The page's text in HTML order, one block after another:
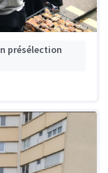
présélection